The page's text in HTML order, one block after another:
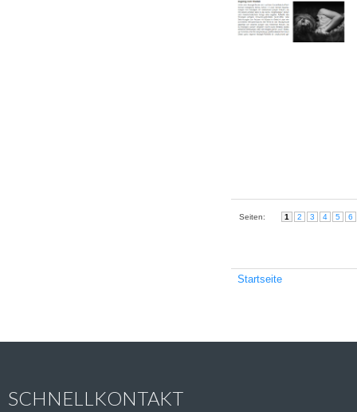
Seiten: 1 2 3 4 5 6
Startseite
SCHNELLKONTAKT